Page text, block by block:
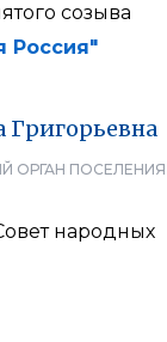
созыва
Россия"
Григорьевна
ОРГАН ПОСЕЛЕНИЯ
народных